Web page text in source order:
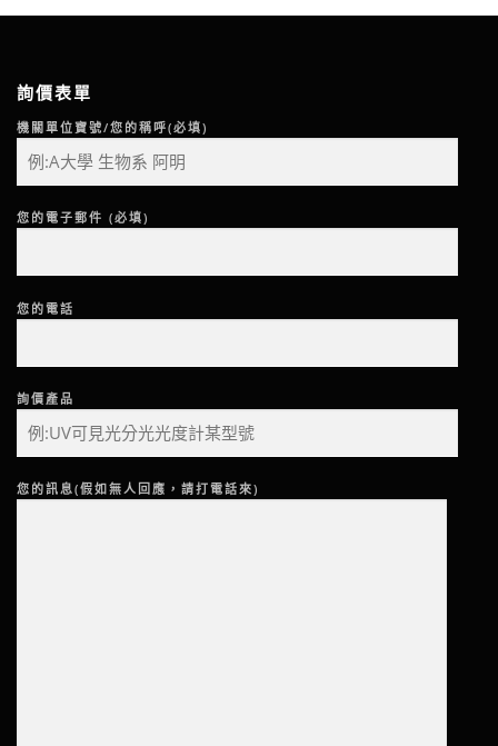
詢價表單
機關單位寶號/您的稱呼(必填)
您的電子郵件 (必填)
您的電話
詢價產品
您的訊息(假如無人回應，請打電話來)